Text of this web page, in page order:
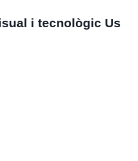
i tecnològic Us